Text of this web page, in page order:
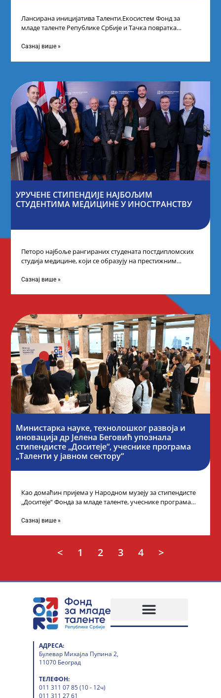
Лансирана иницијатива Таленти.Екосистем Фонд за
младе таленте Републике Србије и Тачка повратка
догађају су се
Сазнај више »
УРУЧЕНЕ СТИПЕНДИЈЕ НАЈБОЉИМ
СТУДЕНТИМА МЕДИЦИНЕ У ИНОСТРАНСТВУ
Петоро најбоље рангираних студената постдипломских
студија медицине, који се образују на престижним
стипендије од
Сазнај више »
Министарка науке, технолошког развоја и
иновација др Јелена Беговић упознала
стипендисте „Доситеје“, учеснике програма
„Таленти у јавном сектору“
Као домаћин пријема у Народном музеју за стипендисте
„Доситеје“ Фонда за младе таленте, учеснике програма
Сазнај више »
< 1 2 3 4 >
АДРЕСА:
Булевар Михајла Пупина 2,
11070 Београд
ТЕЛЕФОН:
011 311 07 85 (10 - 12ч)
011 311 27 61